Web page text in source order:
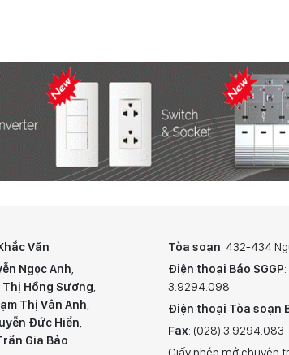
Văn
Ngọc Anh,
Thị Hồng Sương,
Thị Vân Anh,
Đức Hiển,
Gia Bảo
Tòa soạn: 432-434
Điện thoại Báo SGGP
3.9294.098
Điện thoại Tòa soạn
Fax: (028) 3.9294.083